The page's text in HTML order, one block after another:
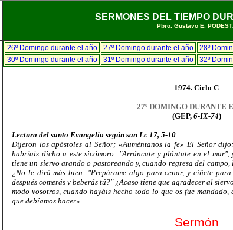
SERMONES DEL TIEMPO
Pbro. Gustavo E. PODEST
26º Domingo durante el año 27º Domingo durante el año 28º
30º Domingo durante el año
31º Domingo durante el año 32º
1974. Ciclo C
27º DOMINGO DURANTE
(GEP, 6-IX-74)
Lectura del santo Evangelio según san Lc 17, 5-10
Dijeron los apóstoles al Señor; «Auméntanos la fe» El Señor
habríais dicho a este sicómoro: "Arráncate y plántate en el
tiene un siervo arando o pastoreando y, cuando regresa del
¿No le dirá más bien: "Prepárame algo para cenar, y cíñete
después comerás y beberás tú?" ¿Acaso tiene que agradecer al
modo vosotros, cuando hayáis hecho todo lo que os fue
que debíamos hacer»
Sermón